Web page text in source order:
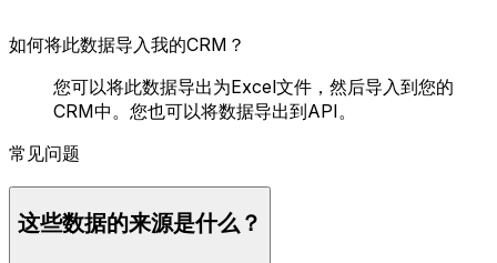
如何将此数据导入我的CRM？
您可以将此数据导出为Excel文件，然后导入到您的
CRM中。您也可以将数据导出到API。
常见问题
这些数据的来源是什么？